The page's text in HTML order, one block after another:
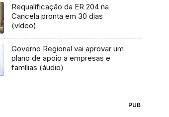
Requalificação da ER 204 na
Cancela pronta em 30 dias
(vídeo)
Governo Regional vai aprovar um
plano de apoio a empresas e
famílias (áudio)
PUB